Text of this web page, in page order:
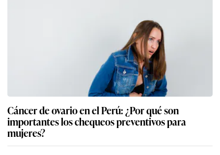
Cáncer de ovario en el Perú: ¿Por qué son
importantes los chequeos preventivos para
mujeres?